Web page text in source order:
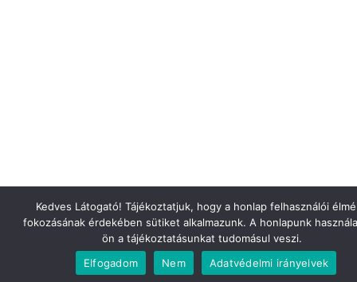
Kedves Látogató! Tájékoztatjuk, hogy a honlap felhasználói
fokozásának érdekében sütiket alkalmazunk. A honlapunk
ön a tájékoztatásunkat tudomásul veszi.
Elfogadom
Nem Adatvédelmi irányelvek